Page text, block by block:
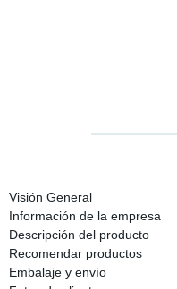
Visión General
Información de la empresa
Descripción del producto
Recomendar productos
Embalaje y envío